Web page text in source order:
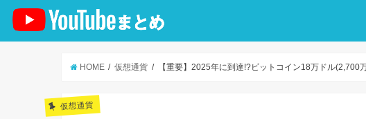
HOME 仮想通貨 【重要】2025年に到達!?ビットコイン18万ドル
仮想通貨